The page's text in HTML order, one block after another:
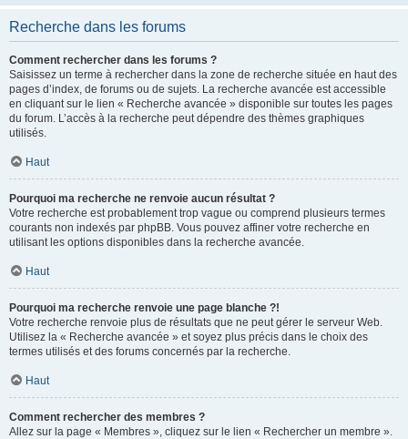
Recherche dans les forums
Comment rechercher dans les forums ?
Saisissez un terme à rechercher dans la zone de recherche située en haut des
pages d’index, de forums ou de sujets. La recherche avancée est accessible
en cliquant sur le lien « Recherche avancée » disponible sur toutes les pages
du forum. L’accès à la recherche peut dépendre des thèmes graphiques
utilisés.
Haut
Pourquoi ma recherche ne renvoie aucun résultat ?
Votre recherche est probablement trop vague ou comprend plusieurs termes
courants non indexés par phpBB. Vous pouvez affiner votre recherche en
utilisant les options disponibles dans la recherche avancée.
Haut
Pourquoi ma recherche renvoie une page blanche ?!
Votre recherche renvoie plus de résultats que ne peut gérer le serveur Web.
Utilisez la « Recherche avancée » et soyez plus précis dans le choix des
termes utilisés et des forums concernés par la recherche.
Haut
Comment rechercher des membres ?
Allez sur la page « Membres », cliquez sur le lien « Rechercher un membre ».